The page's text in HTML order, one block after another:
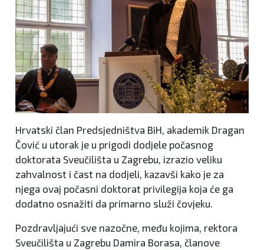
Hrvatski član Predsjedništva BiH, akademik Dragan
Čović u utorak je u prigodi dodjele počasnog
doktorata Sveučilišta u Zagrebu, izrazio veliku
zahvalnost i čast na dodjeli, kazavši kako je za
njega ovaj počasni doktorat privilegija koja će ga
dodatno osnažiti da primarno služi čovjeku.
Pozdravljajući sve nazočne, među kojima, rektora
Sveučilišta u Zagrebu Damira Borasa, članove